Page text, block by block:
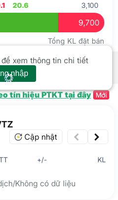
20.6 3,100
9,700
Tổng KL đặt bán
Xem tất cả
xem thông tin chi tiết
nhập
tín hiệu PTKT tại đây Mới
Cập nhật
+/- KL
Không có dữ liệu